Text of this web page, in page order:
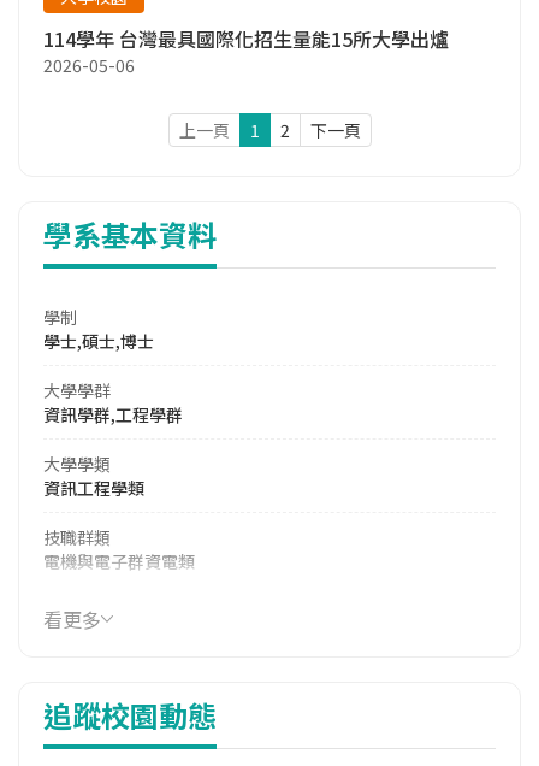
114學年 台灣最具國際化招生量能15所大學出爐
2026-05-06
上一頁 1 2 下一頁
學系基本資料
學制
學士,碩士,博士
大學學群
資訊學群,工程學群
大學學類
資訊工程學類
技職群類
電機與電子群資電類
114年學費
17,500 元/學期
11,130 元/學期
114年註冊率
看更多
追蹤校園動態